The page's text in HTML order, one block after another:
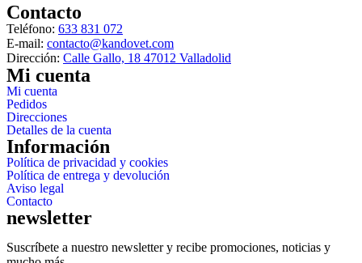
producto
Contacto
Teléfono: 633 831 072
E-mail: contacto@kandovet.com
Dirección: Calle Gallo, 18 47012 Valladolid
Mi cuenta
Mi cuenta
Pedidos
Direcciones
Detalles de la cuenta
Información
Política de privacidad y cookies
Política de entrega y devolución
Aviso legal
Contacto
newsletter
Suscríbete a nuestro newsletter y recibe promociones, noticias y